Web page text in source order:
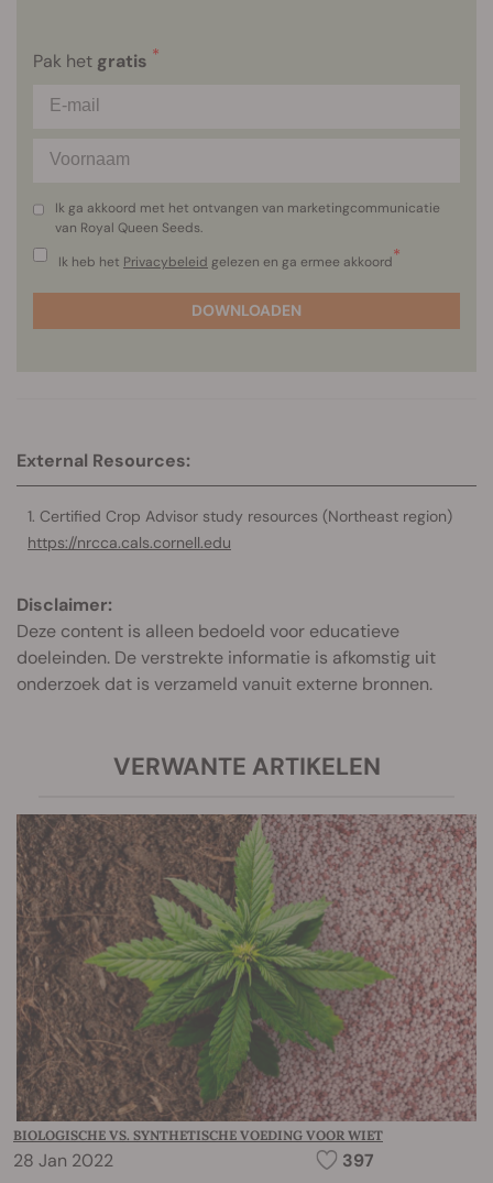
Pak het gratis *
Ik ga akkoord met het ontvangen van marketingcommunicatie
van Royal Queen Seeds.
Ik heb het Privacybeleid gelezen en ga ermee akkoord*
DOWNLOADEN
External Resources:
Certified Crop Advisor study resources (Northeast region)
https://nrcca.cals.cornell.edu
Disclaimer:
Deze content is alleen bedoeld voor educatieve
doeleinden. De verstrekte informatie is afkomstig uit
onderzoek dat is verzameld vanuit externe bronnen.
VERWANTE ARTIKELEN
BIOLOGISCHE VS. SYNTHETISCHE VOEDING VOOR WIET
28 Jan 2022 397